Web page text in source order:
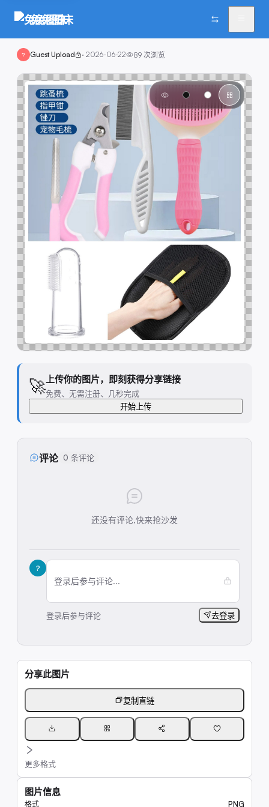
兔兔图床
? Guest Upload · 2026-06-22 89 次浏览
🚀上传你的图片，即刻获得分享链接
免费、无需注册、几秒完成
开始上传
评论 0 条评论
还没有评论,快来抢沙发
?
登录后参与评论...
登录后参与评论 去登录
分享此图片
复制直链
更多格式
图片信息
格式 PNG